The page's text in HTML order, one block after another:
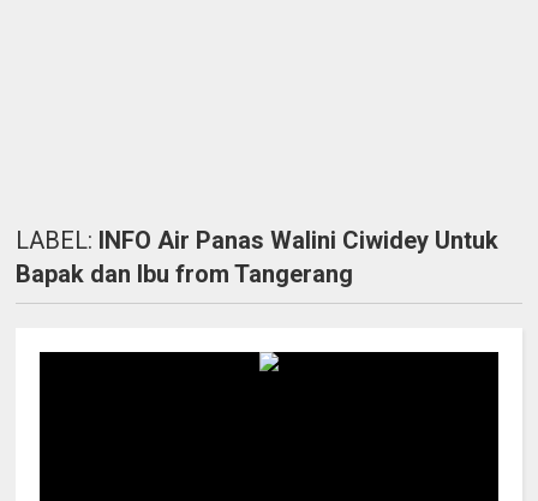
LABEL: INFO Air Panas Walini Ciwidey Untuk
Bapak dan Ibu from Tangerang